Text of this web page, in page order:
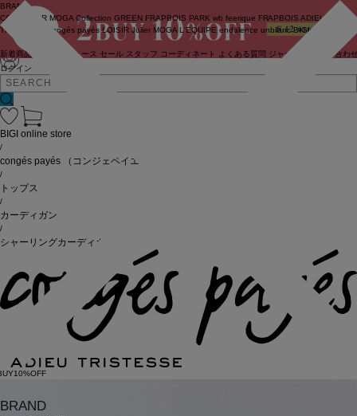
ログイン
BRAND
COUTURIER MOGA Collection GREEN FRAPBOIS PARK wb feerique FRAPBOIS ADIEU
TRISTESSE
congés payés LOISIR Julier MOGA L'EQUIPE endalence unbilanc BIGI online store
新着商品 ニュース セール スタッフ コーディネート よくある質問 ジャーナル お問い合わ
BRAND
BIGI online store
/
congés payés （コンジェペイエ）
/
トップス
/
カーディガン
/
シャーリングカーディガンシャツ